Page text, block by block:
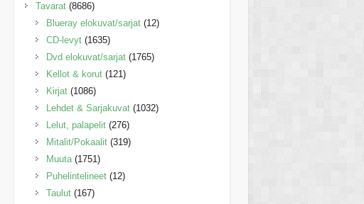
Tavarat (8686)
Blueray elokuvat/sarjat (12)
CD-levyt (1635)
Dvd elokuvat/sarjat (1765)
Kellot & korut (121)
Kirjat (1086)
Lehdet & Sarjakuvat (1032)
Lelut, palapelit (276)
Mitalit/Pokaalit (319)
Muuta (1751)
Puhelintelineet (12)
Taulut (167)